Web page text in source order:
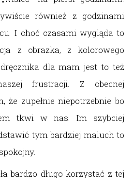
również z godzinami
I choć czasami wygląda to
z obrazka, z kolorowego
dla mam jest to też
frustracji. Z obecnej
że zupełnie niepotrzebnie bo
tkwi w nas. Im szybciej
tym bardziej maluch to
bardzo długo korzystać z tej